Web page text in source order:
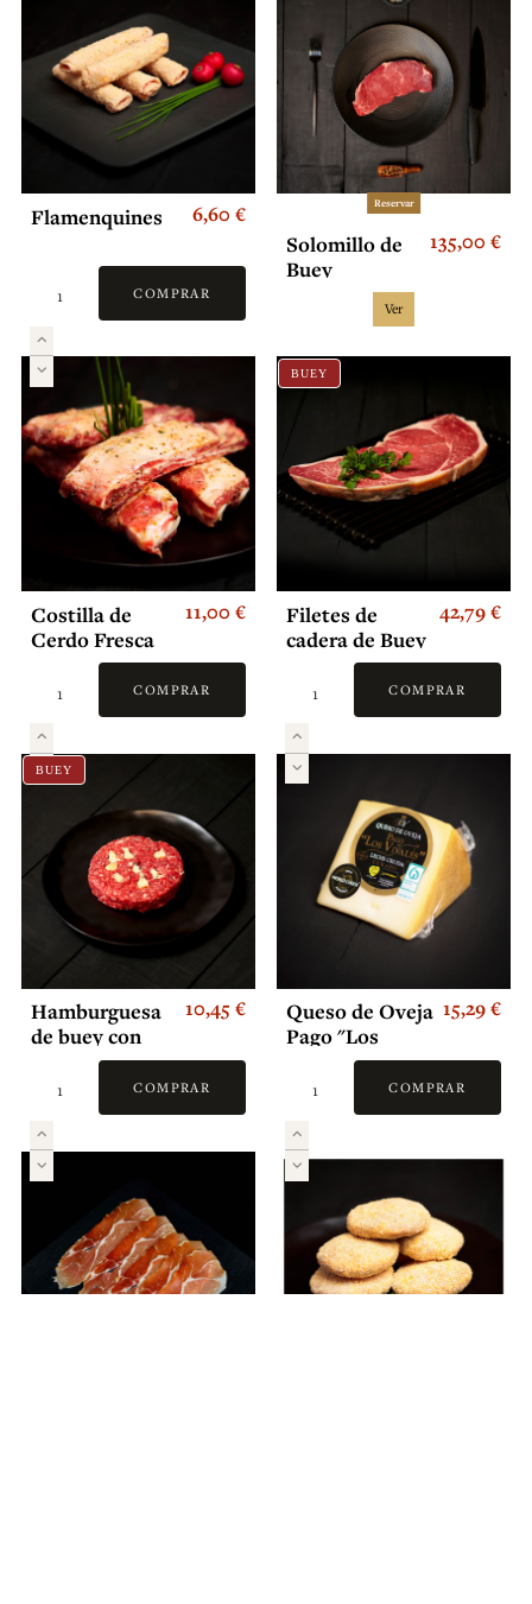
Flamenquines 6,60 €
COMPRAR
Reservar
Solomillo de
Buey
135,00 €
Ver
Costilla de
Cerdo Fresca
Adobado
11,00 €
COMPRAR
BUEY
Filetes de
cadera de Buey
42,79 €
COMPRAR
BUEY
Hamburguesa
de buey con
queso de
Valdeón (2
10,45 €
COMPRAR
Queso de Oveja
Pago "Los
Vivales"
Curado
15,29 €
COMPRAR